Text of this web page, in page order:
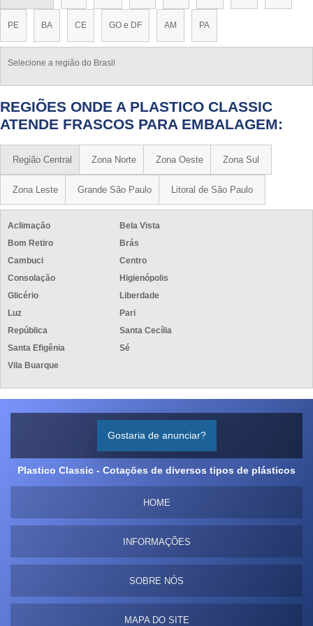
PE BA CE GO e DF AM PA
Selecione a região do Brasil
REGIÕES ONDE A PLASTICO CLASSIC
ATENDE FRASCOS PARA EMBALAGEM:
Região Central Zona Norte Zona Oeste Zona Sul
Zona Leste Grande São Paulo Litoral de São Paulo
Aclimação
Bela Vista
Bom Retiro
Brás
Cambuci
Centro
Consolação
Higienópolis
Glicério
Liberdade
Luz
Pari
República
Santa Cecília
Santa Efigênia
Sé
Vila Buarque
Gostaria de anunciar?
Plastico Classic - Cotações de diversos tipos de plásticos
HOME
INFORMAÇÕES
SOBRE NÓS
MAPA DO SITE